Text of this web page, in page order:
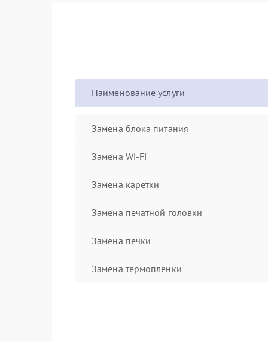
Наименование услуги
Замена блока питания
Замена Wi-Fi
Замена каретки
Замена печатной головки
Замена печки
Замена термопленки